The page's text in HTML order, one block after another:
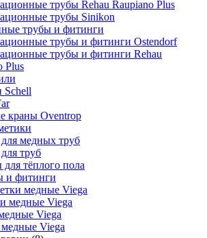
трубы Rehau Raupiano Plus
трубы Sinikon
трубы и фитинги
трубы и фитинги Ostendorf
трубы и фитинги Rehau
Plus
Schell
краны Oventrop
медных труб
труб
тёплого пола
и фитинги
медные Viega
медные Viega
Viega
Viega